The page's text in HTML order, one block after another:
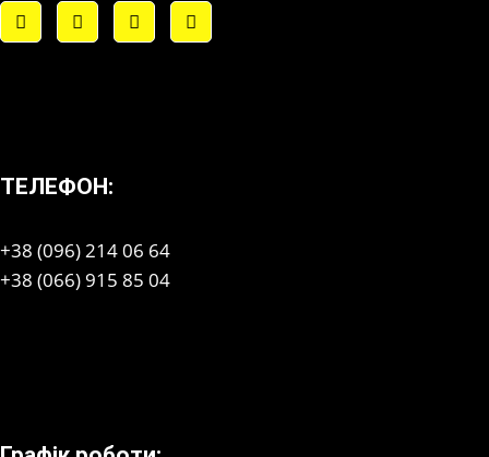
ТЕЛЕФОН:
+38 (096) 214 06 64
+38 (066) 915 85 04